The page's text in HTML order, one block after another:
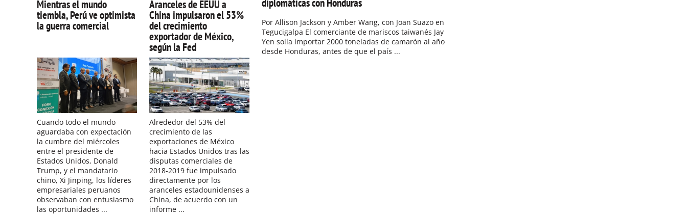
Mientras el mundo
tiembla, Perú ve optimista
la guerra comercial
Cuando todo el mundo
aguardaba con expectación
la cumbre del miércoles
entre el presidente de
Estados Unidos, Donald
Trump, y el mandatario
chino, Xi Jinping, los líderes
empresariales peruanos
observaban con entusiasmo
las oportunidades ...
Aranceles de EEUU a
China impulsaron el 53%
del crecimiento
exportador de México,
según la Fed
Alrededor del 53% del
crecimiento de las
exportaciones de México
hacia Estados Unidos tras las
disputas comerciales de
2018-2019 fue impulsado
directamente por los
aranceles estadounidenses a
China, de acuerdo con un
informe ...
diplomáticas con Honduras
Por Allison Jackson y Amber Wang, con Joan Suazo en
Tegucigalpa El comerciante de mariscos taiwanés Jay
Yen solía importar 2000 toneladas de camarón al año
desde Honduras, antes de que el país ...